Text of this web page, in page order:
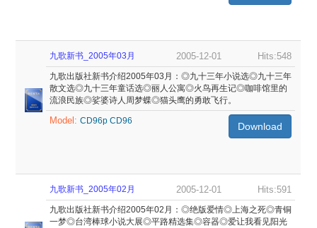
九歌新书_2005年03月 2005-12-01 Hits:548
九歌出版社新书介绍2005年03月：◎九十三年小说选◎九十三年
散文选◎九十三年童话选◎丽人公寓◎火鸟再生记◎咖啡馆里的
流浪民族◎娑婆诗人周梦蝶◎猫头鹰的勇敢飞行。
Model:CD96p CD96 Download
九歌新书_2005年02月 2005-12-01 Hits:591
九歌出版社新书介绍2005年02月：◎绝版爱情◎上海之死◎青铜
一梦◎台湾棒球小说大展◎平路精选集◎容器◎爱让我看见阳光